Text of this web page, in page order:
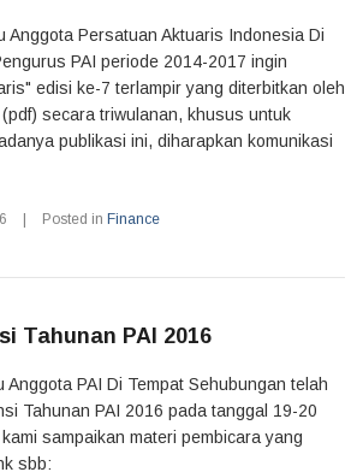
Anggota Persatuan Aktuaris Indonesia Di
PAI periode 2014-2017 ingin
edisi ke-7 terlampir yang diterbitkan oleh
secara triwulanan, khusus untuk
publikasi ini, diharapkan komunikasi
Posted in Finance
Tahunan PAI 2016
Anggota PAI Di Tempat Sehubungan telah
Tahunan PAI 2016 pada tanggal 19-20
sampaikan materi pembicara yang
sbb: